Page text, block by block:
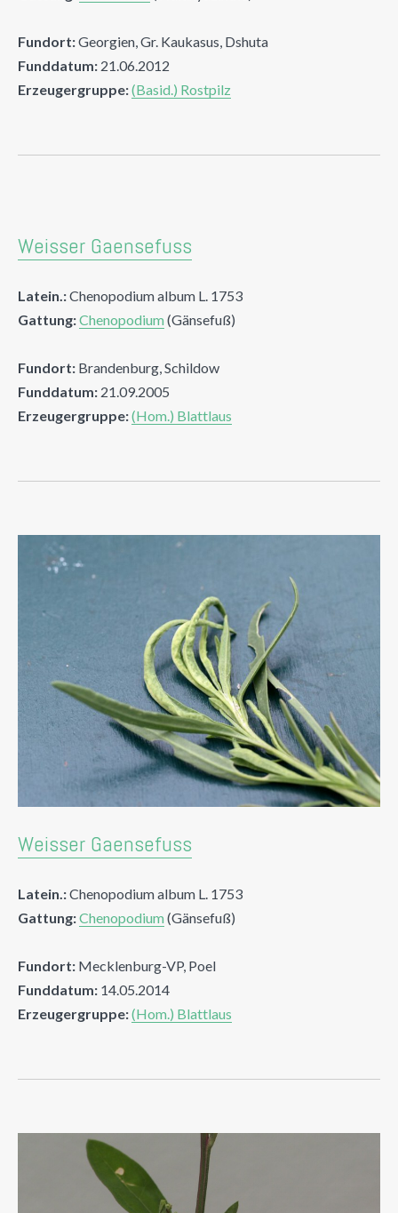
Fundort:Georgien, Gr. Kaukasus, Dshuta
Funddatum: 21.06.2012
Erzeugergruppe:(Basid.) Rostpilz
Weisser Gaensefuss
Latein.:Chenopodium album L. 1753
Gattung:Chenopodium (Gänsefuß)
Fundort: Brandenburg, Schildow
Funddatum: 21.09.2005
Erzeugergruppe:(Hom.) Blattlaus
Weisser Gaensefuss
Latein.:Chenopodium album L. 1753
Gattung:Chenopodium (Gänsefuß)
Fundort: Mecklenburg-VP, Poel
Funddatum: 14.05.2014
Erzeugergruppe:(Hom.) Blattlaus